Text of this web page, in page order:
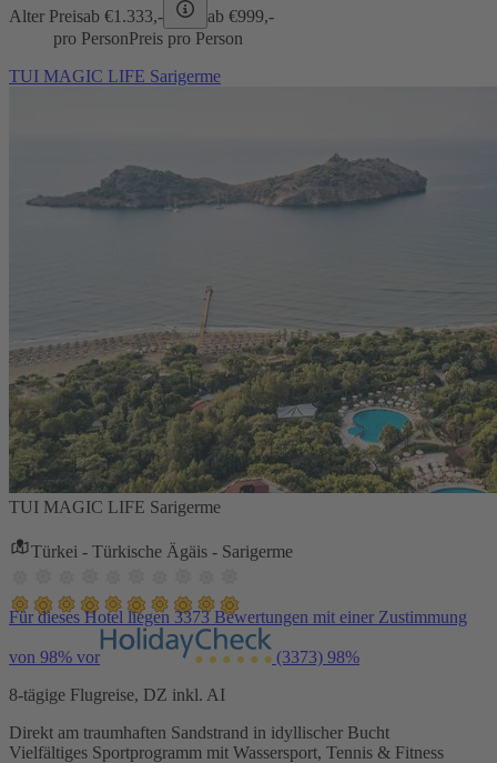
Alter Preisab €1.333,- ab €999,-
pro PersonPreis pro Person
TUI MAGIC LIFE Sarigerme
TUI MAGIC LIFE Sarigerme
Türkei - Türkische Ägäis - Sarigerme
Für dieses Hotel liegen 3373 Bewertungen mit einer Zustimmung
von 98% vor (3373) 98%
8-tägige Flugreise, DZ inkl. AI
Direkt am traumhaften Sandstrand in idyllischer Bucht
Vielfältiges Sportprogramm mit Wassersport, Tennis & Fitness